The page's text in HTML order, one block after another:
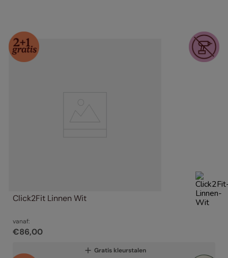
Click2Fit Linnen Wit
vanaf:
€86,00
Gratis kleurstalen